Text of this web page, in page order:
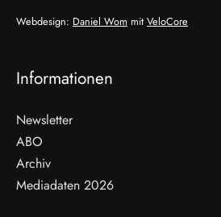
Webdesign: Daniel Wom mit VeloCore
Informationen
Newsletter
ABO
Archiv
Mediadaten 2026